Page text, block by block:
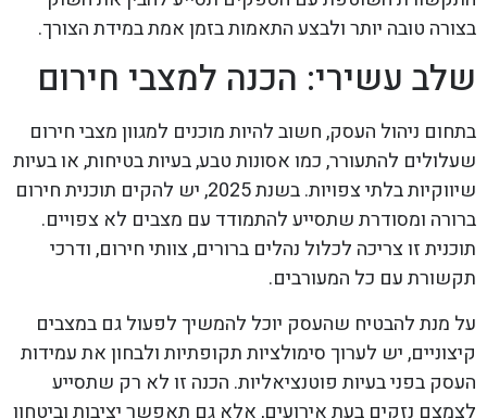
בצורה טובה יותר ולבצע התאמות בזמן אמת במידת הצורך.
שלב עשירי: הכנה למצבי חירום
בתחום ניהול העסק, חשוב להיות מוכנים למגוון מצבי חירום
שעלולים להתעורר, כמו אסונות טבע, בעיות בטיחות, או בעיות
שיווקיות בלתי צפויות. בשנת 2025, יש להקים תוכנית חירום
ברורה ומסודרת שתסייע להתמודד עם מצבים לא צפויים.
תוכנית זו צריכה לכלול נהלים ברורים, צוותי חירום, ודרכי
תקשורת עם כל המעורבים.
על מנת להבטיח שהעסק יוכל להמשיך לפעול גם במצבים
קיצוניים, יש לערוך סימולציות תקופתיות ולבחון את עמידות
העסק בפני בעיות פוטנציאליות. הכנה זו לא רק שתסייע
לצמצם נזקים בעת אירועים, אלא גם תאפשר יציבות וביטחון